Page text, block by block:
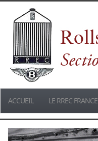
ACCUEIL LE RREC FRANCE